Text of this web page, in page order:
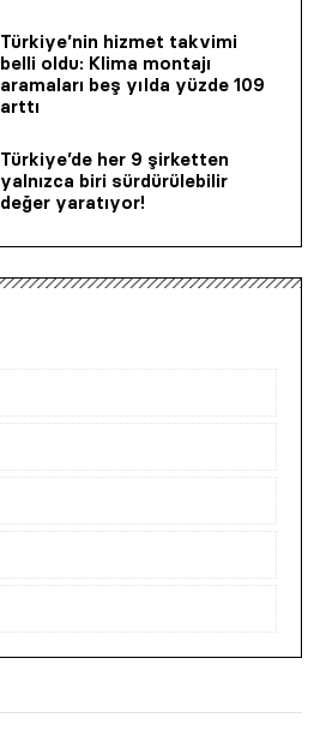
Türkiye’nin hizmet takvimi
belli oldu: Klima montajı
aramaları beş yılda yüzde 109
arttı
Türkiye’de her 9 şirketten
yalnızca biri sürdürülebilir
değer yaratıyor!